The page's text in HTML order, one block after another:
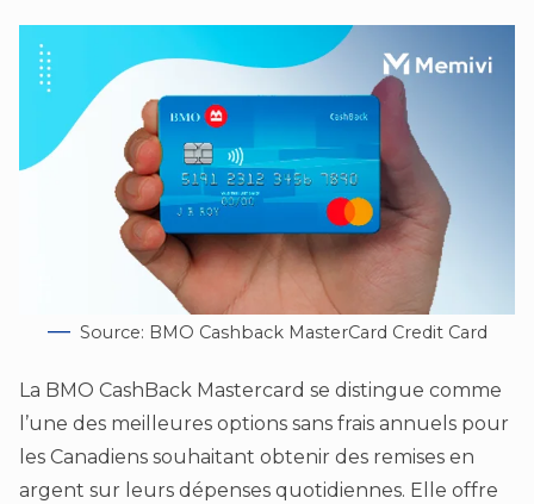
Source: BMO Cashback MasterCard Credit Card
La BMO CashBack Mastercard se distingue comme
l’une des meilleures options sans frais annuels pour
les Canadiens souhaitant obtenir des remises en
argent sur leurs dépenses quotidiennes. Elle offre